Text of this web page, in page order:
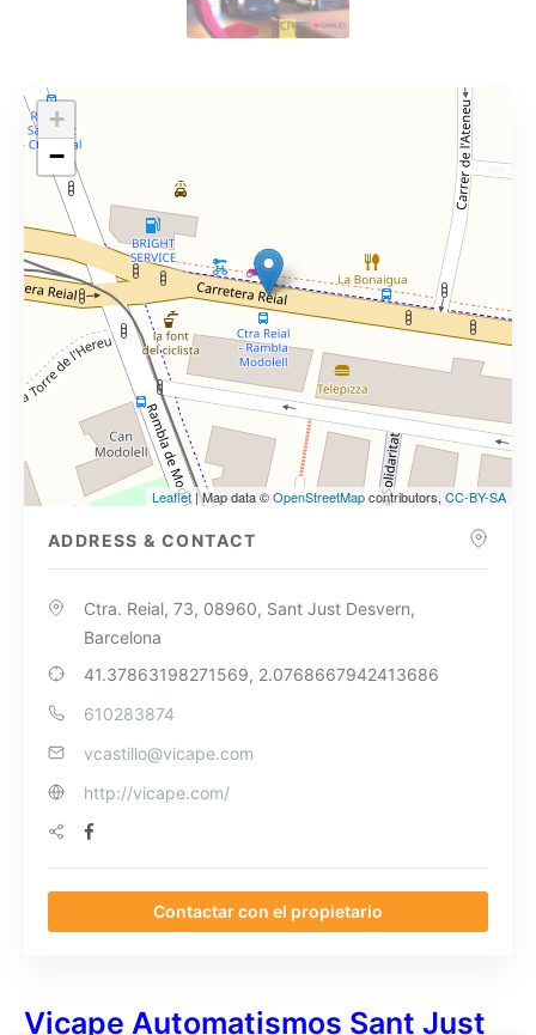
+
−
Leaflet| Map data ©OpenStreetMapcontributors, CC-BY-SA
ADDRESS & CONTACT
Ctra. Reial, 73, 08960, Sant Just Desvern,
Barcelona
41.37863198271569, 2.0768667942413686
610283874
vcastillo@vicape.com
http://vicape.com/
Contactar con el propietario
Vicape Automatismos Sant Just